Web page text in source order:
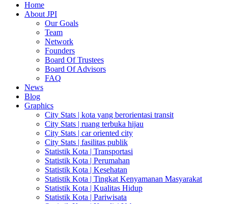
Home
About JPI
Our Goals
Team
Network
Founders
Board Of Trustees
Board Of Advisors
FAQ
News
Blog
Graphics
City Stats | kota yang berorientasi transit
City Stats | ruang terbuka hijau
City Stats | car oriented city
City Stats | fasilitas publik
Statistik Kota | Transportasi
Statistik Kota | Perumahan
Statistik Kota | Kesehatan
Statistik Kota | Tingkat Kenyamanan Masyarakat
Statistik Kota | Kualitas Hidup
Statistik Kota | Pariwisata